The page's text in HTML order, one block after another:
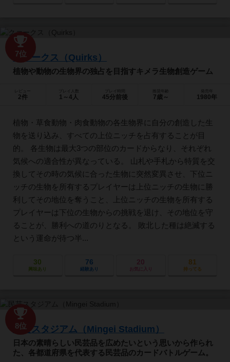
7位
クァークス（Quirks）
植物や動物の生物界の独占を目指すキメラ生物創造ゲーム
2件
プレイ人数
1～4人 45分前後
推奨年齢
7歳～ 1980年
植物・草食動物・肉食動物の各生物界に自分の創造した生
物を送り込み、すべての上位ニッチを占有することが目
的。 各生物は最大3つの部位のカードからなり、それぞれ
気候への適合性が異なっている。 山札や手札から特質を交
換してその時の気候に合った生物に突然変異させ、下位ニ
ッチの生物を所有するプレイヤーは上位ニッチの生物に勝
利してその地位を奪うこと、上位ニッチの生物を所有する
プレイヤーは下位の生物からの挑戦を退け、その地位を守
ることが、勝利への道のりとなる。 敗北した種は絶滅する
という運命が待つ半...
30
興味あり
76
経験あり
20
お気に入り
81
持ってる
8位
民芸スタジアム（Mingei Stadium）
日本の素晴らしい民芸品を広めたいという思いから作られ
た、各都道府県を代表する民芸品のカードバトルゲーム。